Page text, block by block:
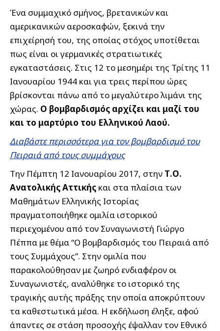
Ένα συμμαχικό σμήνος, βρετανικών και
αμερικανικών αεροσκαφών, ξεκινά την
επιχείρησή του, της οποίας στόχος υποτίθεται
πως είναι οι γερμανικές στρατιωτικές
εγκαταστάσεις. Στις 12 το μεσημέρι της Τρίτης 11
Ιανουαρίου 1944 και για τρεις περίπου ώρες
βρίσκονται πάνω από το μεγαλύτερο λιμάνι της
χώρας. Ο βομβαρδισμός αρχίζει και μαζί του
και το μαρτύριο του Ελληνικού Λαού.
Διαβάστε περισσότερα για τον βομβαρδισμό του
Πειραιά από τους συμμάχους
Την Πέμπτη 12 Ιανουαρίου 2017, στην Τ.Ο.
Ανατολικής Αττικής και στα πλαίσια των
Μαθημάτων Ελληνικής Ιστορίας
πραγματοποιήθηκε ομιλία ιστορικού
περιεχομένου από τον Συναγωνιστή Γιώργο
Πέππα με θέμα “Ο βομβαρδισμός του Πειραιά από
τους Συμμάχους”. Στην ομιλία που
παρακολούθησαν με ζωηρό ενδιαφέρον οι
Συναγωνιστές, αναλύθηκε το ιστορικό της
τραγικής αυτής πράξης την οποία αποκρύπτουν
τα καθεστωτικά μέσα. Η εκδήλωση έληξε, αφού
άπαντες σε στάση προσοχής έψαλλαν τον Εθνικό